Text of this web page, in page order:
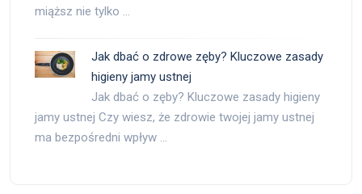
miąższ nie tylko …
Jak dbać o zdrowe zęby? Kluczowe zasady
higieny jamy ustnej
Jak dbać o zęby? Kluczowe zasady higieny
jamy ustnej Czy wiesz, że zdrowie twojej jamy ustnej
ma bezpośredni wpływ …